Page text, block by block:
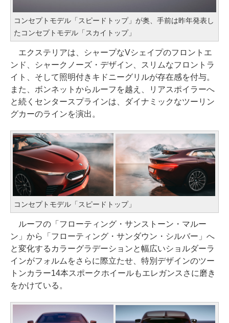
コンセプトモデル「スピードトップ」が奥、手前は昨年発表し
たコンセプトモデル「スカイトップ」
エクステリアは、シャープなVシェイプのフロントエ
ンド、シャークノーズ・デザイン、スリムなフロントラ
イト、そして照明付きキドニーグリルが存在感を付与。
また、ボンネットからルーフを越え、リアスポイラーへ
と続くセンタースプラインは、ダイナミックなツーリン
グカーのラインを演出。
コンセプトモデル「スピードトップ」
ルーフの「フローティング・サンストーン・マルー
ン」から「フローティング・サンダウン・シルバー」へ
と変化するカラーグラデーションと幅広いショルダーラ
インがフォルムをさらに際立たせ、特別デザインのツー
トンカラー14本スポークホイールもエレガンスさに磨き
をかけている。